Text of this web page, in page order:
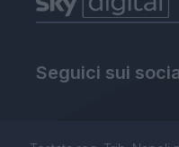
Seguici sui